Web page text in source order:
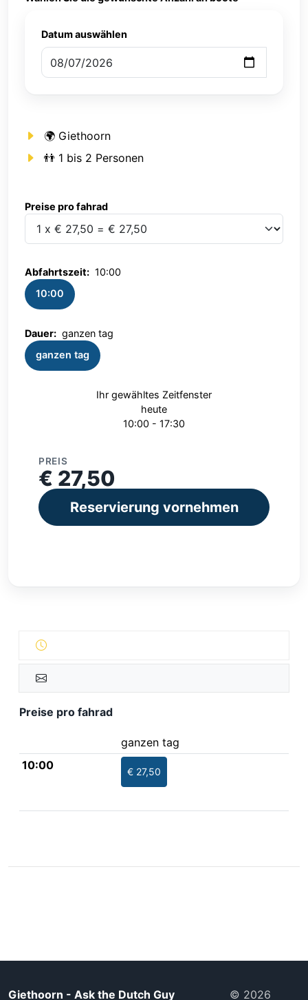
Datum auswählen
🌍 Giethoorn
👬 1 bis 2 Personen
Preise pro fahrad
Abfahrtszeit: 10:00
10:00
Dauer: ganzen tag
ganzen tag
Ihr gewähltes Zeitfenster
heute
10:00 - 17:30
PREIS
€ 27,50
Reservierung vornehmen
Preise pro fahrad
ganzen tag
10:00
€ 27,50
Giethoorn - Ask the Dutch Guy © 2026